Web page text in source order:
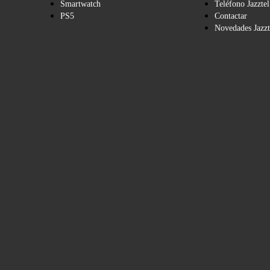
Smartwatch
PS5
Teléfono Jazztel
Contactar
Novedades